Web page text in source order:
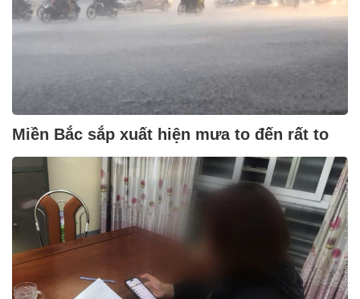
Miền Bắc sắp xuất hiện mưa to đến rất to